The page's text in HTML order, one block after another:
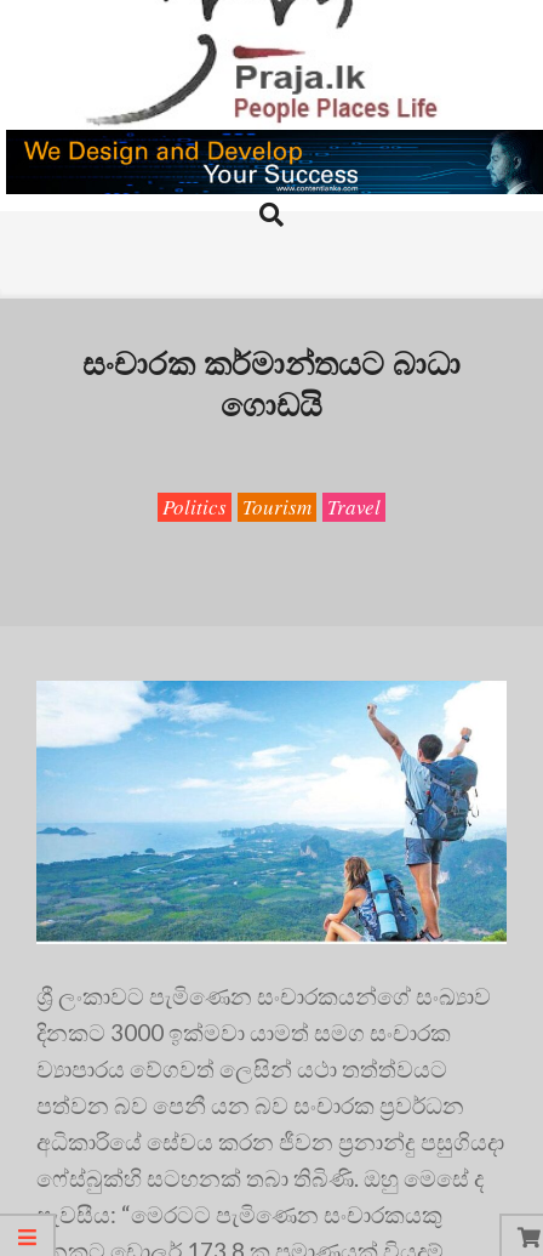
PRAJA.LK
Search
සංචාරක කර්මාන්තයට බාධා
ගොඩයි
Politics Tourism Travel
ශ්‍රී ලංකාවට පැමිණෙන සංචාරකයන්ගේ සංඛ්‍යාව
දිනකට 3000 ඉක්මවා යාමත් සමග සංචාරක
ව්‍යාපාරය වේගවත් ලෙසින් යථා තත්ත්වයට
පත්වන බව පෙනී යන බව සංචාරක ප්‍රවර්ධන
අධිකාරියේ සේවය කරන ජීවන ප්‍රනාන්දු පසුගියදා
ෆේස්බුක්හි සටහනක් තබා තිබිණි. ඔහු මෙසේ ද
පැවසීය: “මෙරටට පැමිණෙන සංචාරකයකු